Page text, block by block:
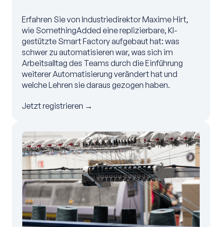
Erfahren Sie von Industriedirektor Maxime Hirt,
wie SomethingAdded eine replizierbare, KI-
gestützte Smart Factory aufgebaut hat: was
schwer zu automatisieren war, was sich im
Arbeitsalltag des Teams durch die Einführung
weiterer Automatisierung verändert hat und
welche Lehren sie daraus gezogen haben.
Jetzt registrieren →